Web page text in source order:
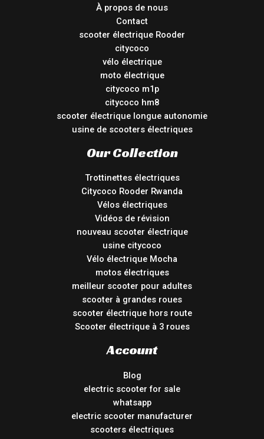
À propos de nous
Contact
scooter électrique Rooder
citycoco
vélo électrique
moto électrique
citycoco m1p
citycoco hm8
scooter électrique longue autonomie
usine de scooters électriques
Our Collection
Trottinettes électriques
Citycoco Rooder Rwanda
Vélos électriques
Vidéos de révision
nouveau scooter électrique
usine citycoco
Vélo électrique Mocha
motos électriques
meilleur scooter pour adultes
scooter à grandes roues
scooter électrique hors route
Scooter électrique à 3 roues
Account
Blog
electric scooter for sale
whatsapp
electric scooter manufacturer
scooters électriques